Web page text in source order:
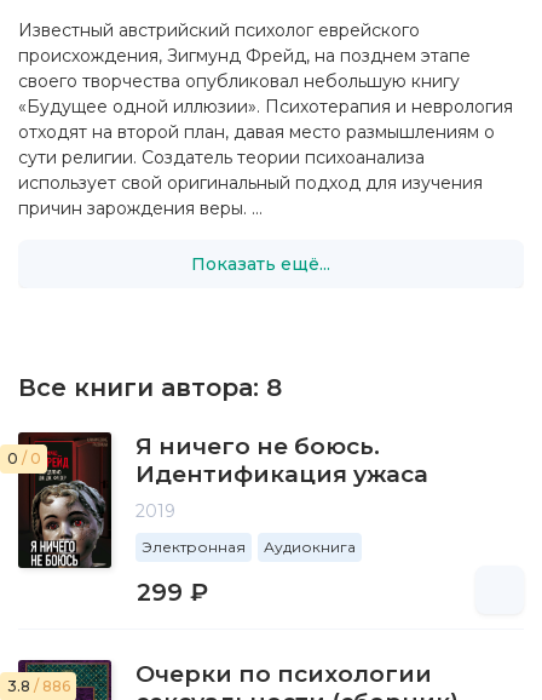
Известный австрийский психолог еврейского
происхождения, Зигмунд Фрейд, на позднем этапе
своего творчества опубликовал небольшую книгу
«Будущее одной иллюзии». Психотерапия и неврология
отходят на второй план, давая место размышлениям о
сути религии. Создатель теории психоанализа
использует свой оригинальный подход для изучения
причин зарождения веры. ...
Показать ещё...
Все книги автора: 8
0 / 0
Я ничего не боюсь.
Идентификация ужаса
2019
Электронная Аудиокнига
299 ₽
3.8 / 886
Очерки по психологии